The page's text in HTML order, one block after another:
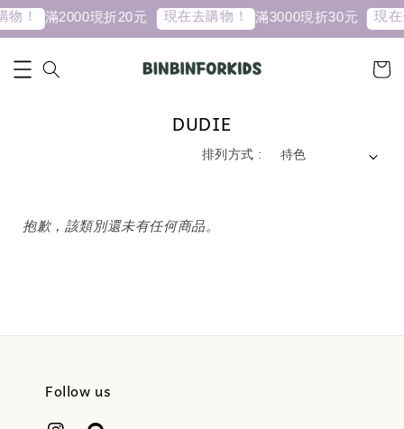
物！ 滿2000現折20元 現在去購物！ 滿3000現折30元 現
DUDIE
排列方式 :
抱歉，該類別還未有任何商品。
Follow us